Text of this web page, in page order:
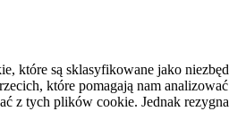
które są sklasyfikowane jako
które pomagają nam
z tych plików cookie. Jednak